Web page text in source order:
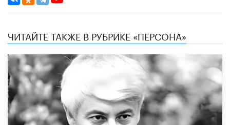
ЧИТАЙТЕ ТАКЖЕ В РУБРИКЕ «ПЕРСОНА»